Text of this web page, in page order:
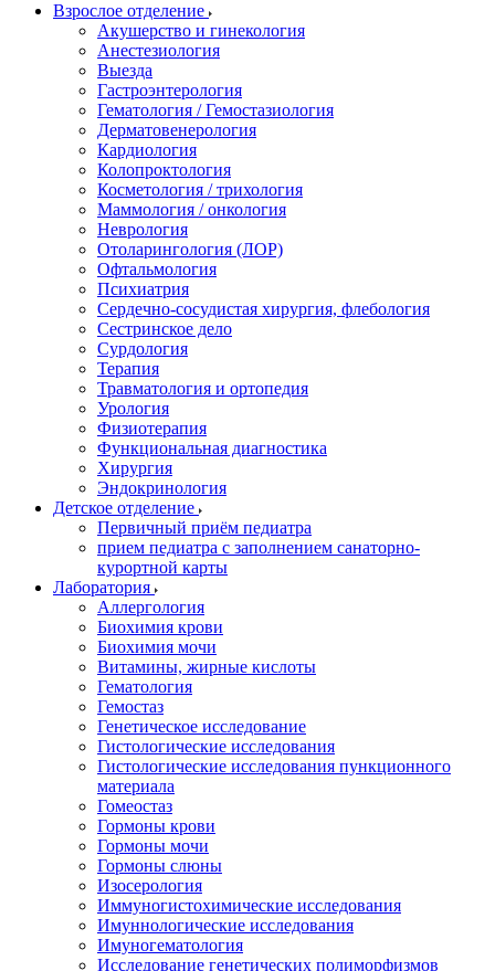
Взрослое отделение
Акушерство и гинекология
Анестезиология
Выезда
Гастроэнтерология
Гематология / Гемостазиология
Дерматовенерология
Кардиология
Колопроктология
Косметология / трихология
Маммология / онкология
Неврология
Отоларингология (ЛОР)
Офтальмология
Психиатрия
Сердечно-сосудистая хирургия, флебология
Сестринское дело
Сурдология
Терапия
Травматология и ортопедия
Урология
Физиотерапия
Функциональная диагностика
Хирургия
Эндокринология
Детское отделение
Первичный приём педиатра
прием педиатра с заполнением санаторно-
курортной карты
Лаборатория
Аллергология
Биохимия крови
Биохимия мочи
Витамины, жирные кислоты
Гематология
Гемостаз
Генетическое исследование
Гистологические исследования
Гистологические исследования пункционного
материала
Гомеостаз
Гормоны крови
Гормоны мочи
Гормоны слюны
Изосерология
Иммуногистохимические исследования
Имуннологические исследования
Имуногематология
Исследование генетических полиморфизмов